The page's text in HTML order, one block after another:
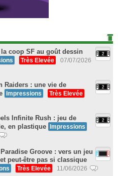
coop SF au goût dessin
Très Elevée 07/07/2026
Raiders : une vie de
Impressions
Très Elevée
Infinite Rush : jeu de
en plastique Impressions
Groove : vers un jeu
peut-être pas si classique
Très Elevée 11/06/2026